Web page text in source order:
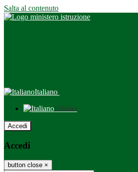
Salta al contenuto
Italiano
Italiano
Accedi
Accedi
button close ×